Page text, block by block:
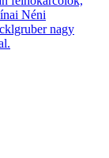
Néni
nagy